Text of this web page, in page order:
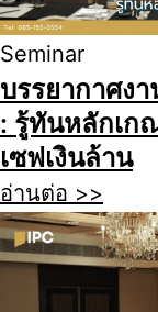
Seminar
บรรยากาศง
: รู้ทันหลักเก
เซฟเงินล้าน
อ่านต่อ >>